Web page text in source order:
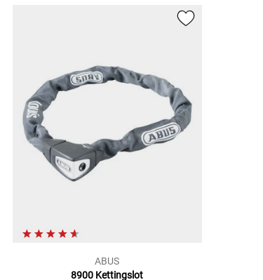
ABUS
8900 Kettingslot